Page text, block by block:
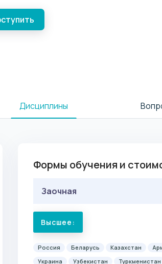
Дисциплины
Формы обучения и
Заочная
Высшее:
Россия Беларусь Казахстан
Украина
Узбекистан Туркменистан